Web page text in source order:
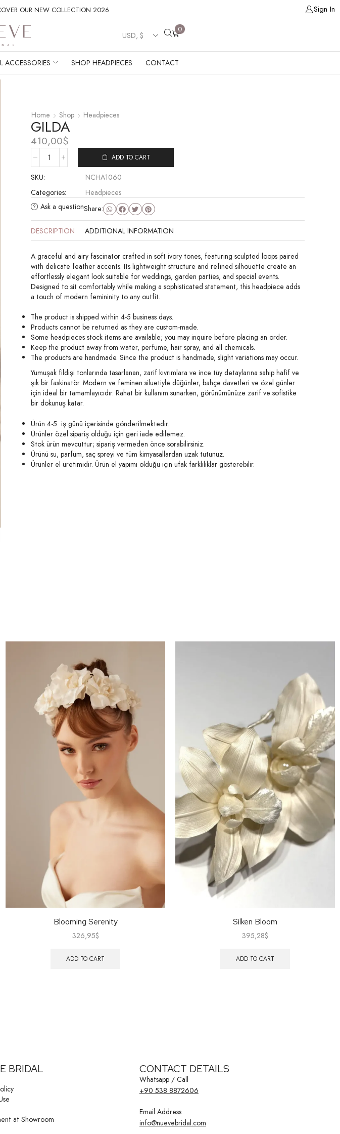
OUR NEW COLLECTION 2026 Sign In
0
ACCESSORIES SHOP HEADPIECES CONTACT
Home Shop Headpieces
GILDA
410,00$
ADD TO CART
SKU:
NCHA1060
Categories:
Headpieces
Ask a questionShare:
DESCRIPTION ADDITIONAL INFORMATION
A graceful and airy fascinator crafted in soft ivory tones, featuring sculpted loops paired
with delicate feather accents. Its lightweight structure and refined silhouette create an
effortlessly elegant look suitable for weddings, garden parties, and special events.
Designed to sit comfortably while making a sophisticated statement, this headpiece adds
a touch of modern femininity to any outfit.
The product is shipped within 4-5 business days.
Products cannot be returned as they are custom-made.
Some headpieces stock items are available; you may inquire before placing an order.
Keep the product away from water, perfume, hair spray, and all chemicals.
The products are handmade. Since the product is handmade, slight variations may occur.
Yumuşak fildişi tonlarında tasarlanan, zarif kıvrımlara ve ince tüy detaylarına sahip hafif ve
şık bir faskinatör. Modern ve feminen siluetiyle düğünler, bahçe davetleri ve özel günler
için ideal bir tamamlayıcıdır. Rahat bir kullanım sunarken, görünümünüze zarif ve sofistike
bir dokunuş katar.
Ürün 4-5 iş günü içerisinde gönderilmektedir.
Ürünler özel sipariş olduğu için geri iade edilemez.
Stok ürün mevcuttur; sipariş vermeden önce sorabilirsiniz.
Ürünü su, parfüm, saç spreyi ve tüm kimyasallardan uzak tutunuz.
Ürünler el üretimidir. Ürün el yapımı olduğu için ufak farklılıklar gösterebilir.
Blooming Serenity
326,95$
ADD TO CART
Silken Bloom
395,28$
ADD TO CART
BRIDAL
at Showroom
CONTACT DETAILS
Whatsapp / Call
+90 538 8872606
Email Address
info@nuevebridal.com